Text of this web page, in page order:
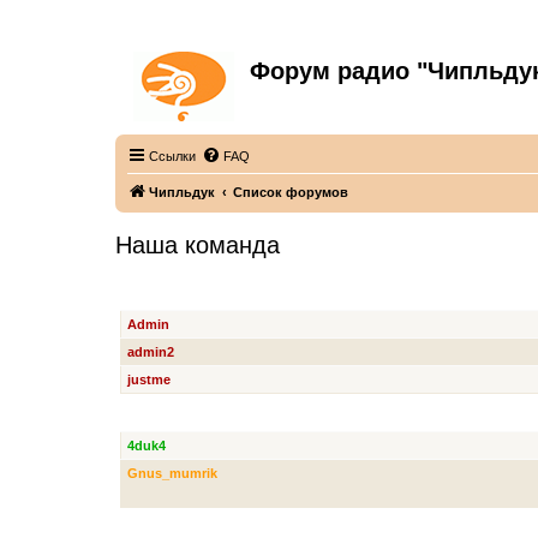
Форум радио
Ссылки FAQ
Чипльдук Список форумов
Наша команда
Admin
admin2
justme
4duk4
Gnus_mumrik